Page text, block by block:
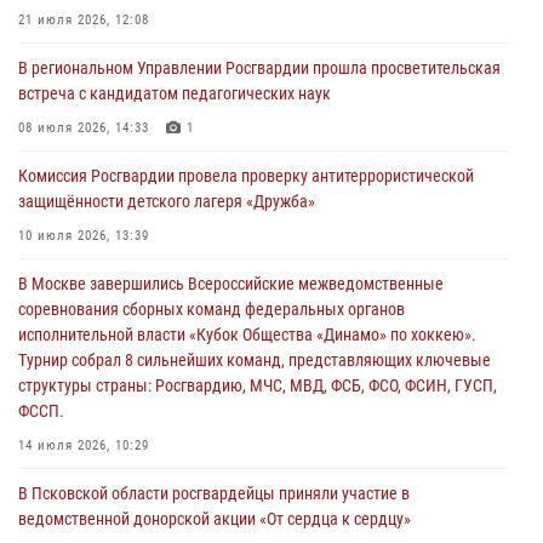
безопасности во время празднования Дня ВДВ
02 августа 2026, 13:28
улицу Труда
31 июля 2026, 13:53
Всероссийского конкурса профессионального мастерства среди
сотрудников вневедомственной охраны Росгвардии, Псковские
Росгвардейцы одержали победу
30 июля 2026, 05:10
21 июля 2026, 12:08
В региональном Управлении Росгвардии прошла просветительская
встреча с кандидатом педагогических наук
08 июля 2026, 14:33 1
Комиссия Росгвардии провела проверку антитеррористической
защищённости детского лагеря «Дружба»
10 июля 2026, 13:39
В Москве завершились Всероссийские межведомственные
соревнования сборных команд федеральных органов
исполнительной власти «Кубок Общества «Динамо» по хоккею».
Турнир собрал 8 сильнейших команд, представляющих ключевые
структуры страны: Росгвардию, МЧС, МВД, ФСБ, ФСО, ФСИН, ГУСП,
ФССП.
14 июля 2026, 10:29
В Псковской области росгвардейцы приняли участие в
ведомственной донорской акции «От сердца к сердцу»